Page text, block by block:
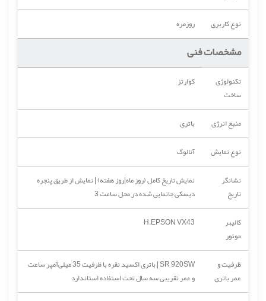
نوع کاربری روزمره
مشخصات فنی
تکنولوژی
ساخت
کوارتز
منبع انرژی
باتری
نوع نمایش
آنالوگ
نشانگر
تاریخ
نمایش تاریخ کامل (روز ماه|روز هفته) | نمایش از طریق پنجره
دیسکی جانمایی شده در محل ساعت 3
کالیبر
موتور
H.EPSON VX43
ظرفیت و
عمر باتری
SR 920SW | باتری اکسید نقره با ظرفیت 35 میلی‌آمپر ساعت
و عمر تقریبی سه سال تحت استفاده استاندارد